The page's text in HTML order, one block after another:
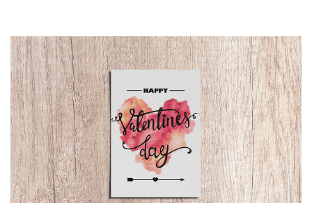
at
the
button
and
receiveHappy
Valentines
Day
Cards
Templates within
2
minutes.
Write